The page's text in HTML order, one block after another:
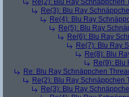
Re(2): Blu Ray Schnäppchen
Re(3): Blu Ray
Re(4): Blu Ray
Re(5): Blu Ray
Re(6): Blu Ray
Re(7): Blu Ray
Re(8): Blu
Re(9): Blu
Re: Blu Ray Schnäppchen
Re(2): Blu Ray Schnäppchen
Re(3): Blu Ray